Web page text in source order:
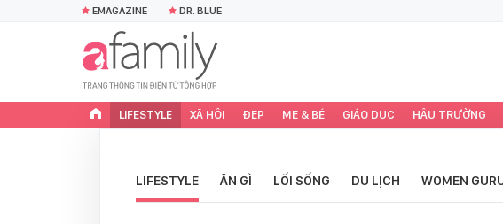
EMAGAZINE DR. BLUE
LIFESTYLE XÃ HỘI ĐẸP MẸ & BÉ GIÁO DỤC HẬU TRƯỜNG
LIFESTYLE ĂN GÌ LỐI SỐNG DU LỊCH WOMEN